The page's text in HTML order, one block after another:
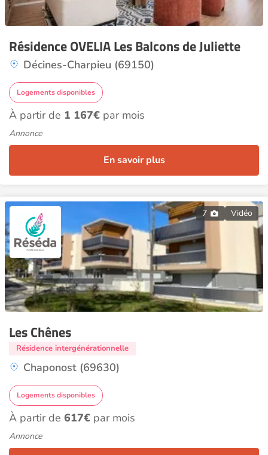
Résidence OVELIA Les Balcons de Juliette
Décines-Charpieu (69150)
Logements disponibles
À partir de 1 167€ par mois
Annonce
En savoir plus
7 Vidéo
Les Chênes
Résidence intergénérationnelle
Chaponost (69630)
Logements disponibles
À partir de 617€ par mois
Annonce